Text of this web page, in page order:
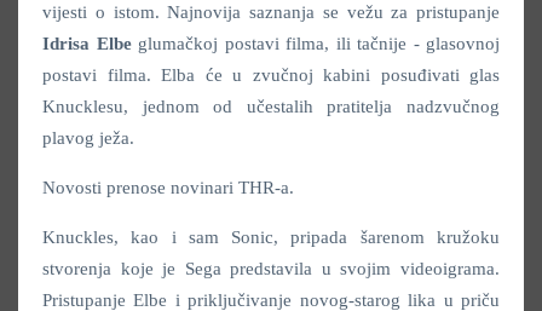
vijesti o istom. Najnovija saznanja se vežu za pristupanje
Idrisa Elbe glumačkoj postavi filma, ili tačnije - glasovnoj
postavi filma. Elba će u zvučnoj kabini posuđivati glas
Knucklesu, jednom od učestalih pratitelja nadzvučnog
plavog ježa.
Novosti prenose novinari THR-a.
Knuckles, kao i sam Sonic, pripada šarenom kružoku
stvorenja koje je Sega predstavila u svojim videoigrama.
Pristupanje Elbe i priključivanje novog-starog lika u priču